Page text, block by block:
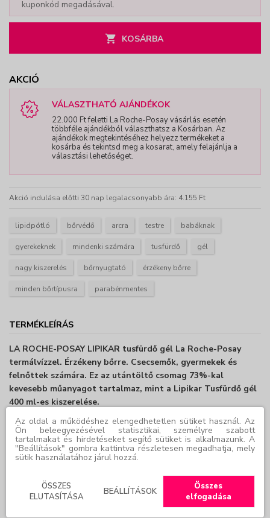
kuponkód megadásával.
KOSÁRBA
AKCIÓ
VÁLASZTHATÓ AJÁNDÉKOK
22.000 Ft feletti La Roche-Posay vásárlás esetén
többféle ajándékból választhatsz a Kosárban. Az
ajándékok megtekintéséhez helyezz termékeket a
kosárba és tekintsd meg a kosarat, amely felajánlja a
választási lehetőséget.
Akció indulása előtti 30 nap legalacsonyabb ára: 4.155 Ft
lipidpótló bőrvédő arcra testre babáknak
gyerekeknek mindenki számára tusfürdő gél
nagy kiszerelés bőrnyugtató érzékeny bőrre
minden bőrtípusra parabénmentes
TERMÉKLEÍRÁS
LA ROCHE-POSAY LIPIKAR tusfürdő gél La Roche-Posay
termálvízzel. Érzékeny bőrre. Csecsemők, gyermekek és
felnőttek számára. Ez az utántöltő csomag 73%-kal
kevesebb műanyagot tartalmaz, mint a Lipikar Tusfürdő gél
400 ml-es kiszerelése.
INDIKÁCIÓ:Gyengéden tisztítja és segít védeni az egész család
érzékeny bőrét. Megőrzi a bőr fiziológiás pH-értékét. A nyugtató
hatású Niacinamide és lipidpótló shea vaj segíti a bőr barrier
FIGYELEM: Ne nyelje le. Tartsa biztonságos helyen, ahol
Az oldal a működéshez elengedhetetlen sütiket használ. Az
Ön beleegyezésével statisztikai, személyre szabott
tartalmakat és hirdetéseket segítő sütiket is alkalmazunk. A
"Beállítások" gombra kattintva részletesen megadhatja, mely
sütik használatához járul hozzá.
ÖSSZES
ELUTASÍTÁSA
BEÁLLÍTÁSOK
Összes
elfogadása